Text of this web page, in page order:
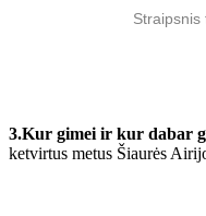
Straipsnis
3.Kur gimei ir kur dabar
ketvirtus metus Šiaurės